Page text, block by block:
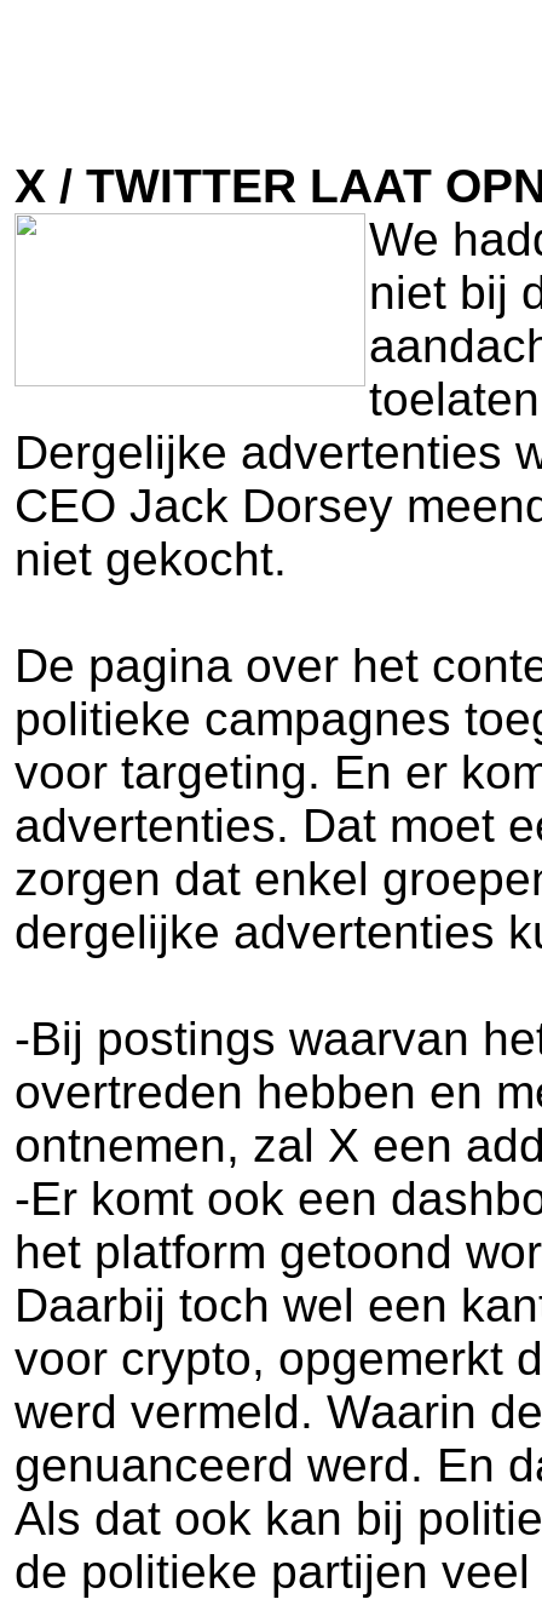
X / TWITTER LAAT
We
niet bij
Dergelijke advertenties
CEO Jack Dorsey
niet gekocht.
De pagina over het
politieke campagnes
voor targeting. En er
advertenties. Dat moet
zorgen dat enkel
dergelijke advertenties
-Bij postings waarvan
overtreden hebben en
ontnemen, zal X een
-Er komt ook een
het platform getoond
Daarbij toch wel een
voor crypto, opgemerkt
werd vermeld. Waarin
genuanceerd werd. En
Als dat ook kan bij
de politieke partijen